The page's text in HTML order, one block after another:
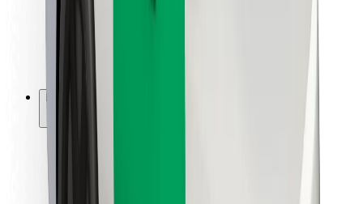
Sprendimai miestams
Oro uostai
„Bolt“ įkrovimo stotelės
Keleiviams
Kurjeriams